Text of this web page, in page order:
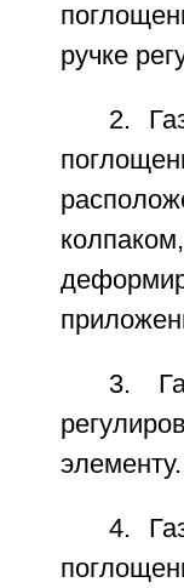
ручке
2.
3.
элементу.
4.